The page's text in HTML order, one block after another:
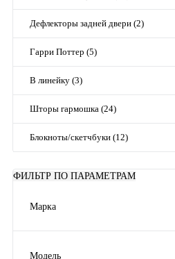
Дефлекторы задней двери (2)
Гарри Поттер (5)
В линейку (3)
Шторы гармошка (24)
Блокноты/скетчбуки (12)
ФИЛЬТР ПО ПАРАМЕТРАМ
Марка
Модель